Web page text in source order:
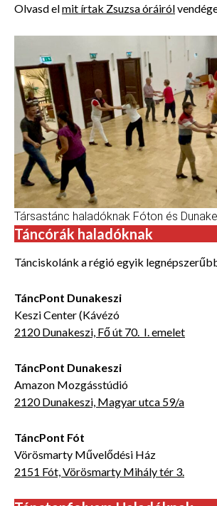
Olvasd elmit írtak Zsuzsa óráiról
Társastánc haladóknak Fóton és
Táncórák haladóknak
Tánciskolánk a régió egyik
TáncPont Dunakeszi
Keszi Center (Kávézó
2120 Dunakeszi, Fő út 70. I. emelet
TáncPont Dunakeszi
Amazon Mozgásstúdió
2120 Dunakeszi, Magyar utca 59/a
TáncPont Fót
Vörösmarty Művelődési Ház
2151 Fót, Vörösmarty Mihály tér 3.